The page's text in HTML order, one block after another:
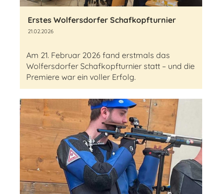
Erstes Wolfersdorfer Schafkopfturnier
21.02.2026
Am 21. Februar 2026 fand erstmals das
Wolfersdorfer Schafkopfturnier statt – und die
Premiere war ein voller Erfolg.